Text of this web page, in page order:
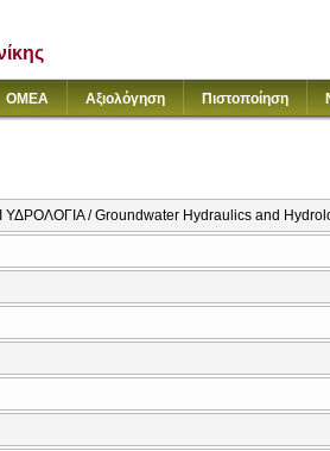
ΟΜΕΑ Αξιολόγηση Πιστοποίηση
/ Groundwater Hydraulics and